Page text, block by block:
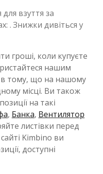
взуття за
. Знижки дивіться у
гроші, коли купуєте
нашим
тому, що на нашому
місці. Ви також
на такі
, Банка, Вентилятор
листівки перед
Kimbino ви
доступні